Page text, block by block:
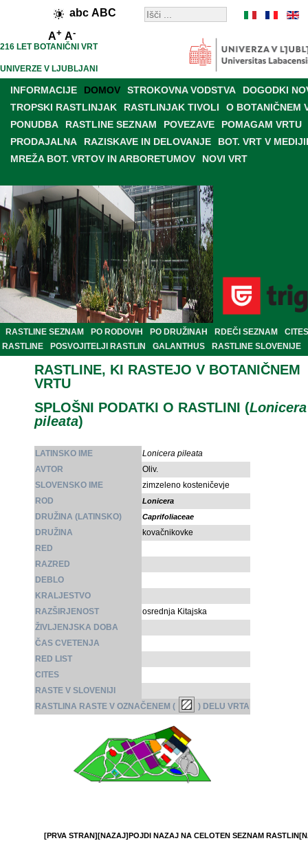
abc ABC
A+ A-
216 LET BOTANIČNI VRT
UNIVERZE V LJUBLJANI
INFORMACIJE DOMOV STROKOVNA VODSTVA
DOGODKI
TROPSKI RASTLINJAK
RASTLINJAK TIVOLI
O BOTANIČNEM
PONUDBA
RASTLINE SEZNAM POVEZAVE
POMAGAM VRTU
PRODAJALNA
RAZISKAVE IN DELOVANJE
BOT. VRT V
MREŽA BOT. VRTOV IN ARBORETUMOV
NOVI VRT
RASTLINE SEZNAM PO RODOVIH PO DRUŽINAH RDEČI SEZNAM
CITES
RASTLINE
POSVOJITELJI RASTLIN GALANTHUS RASTLINE SLOVENIJE
RASTLINE, KI RASTEJO V BOTANIČNEM
VRTU
SPLOŠNI PODATKI O RASTLINI (Lonicera
pileata)
LATINSKO IME
Lonicera pileata
AVTOR
Oliv.
SLOVENSKO IME
zimzeleno kosteničevje
ROD
Lonicera
DRUŽINA (LATINSKO) Caprifoliaceae
DRUŽINA
kovačnikovke
RED
RAZRED
DEBLO
KRALJESTVO
RAZŠIRJENOST
osrednja Kitajska
ŽIVLJENJSKA DOBA
ČAS CVETENJA
RED LIST
CITES
RASTE V SLOVENIJI
RASTLINA RASTE V OZNAČENEM (
) DELU VRTA
[PRVA STRAN][NAZAJ]POJDI NAZAJ NA CELOTEN SEZNAM RASTLIN